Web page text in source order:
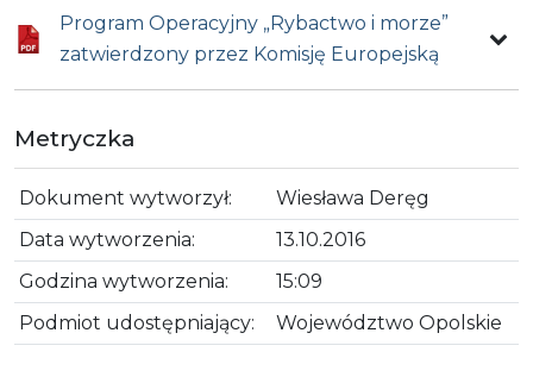
Program Operacyjny „Rybactwo i morze”
zatwierdzony przez Komisję Europejską
Metryczka
Dokument wytworzył:
Wiesława Deręg
Data wytworzenia:
13.10.2016
Godzina wytworzenia:
15:09
Podmiot udostępniający:
Województwo Opolskie